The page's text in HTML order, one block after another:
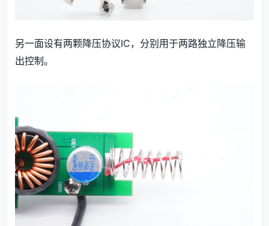
另一面设有两颗降压协议IC，分别用于两路独立降压输
出控制。